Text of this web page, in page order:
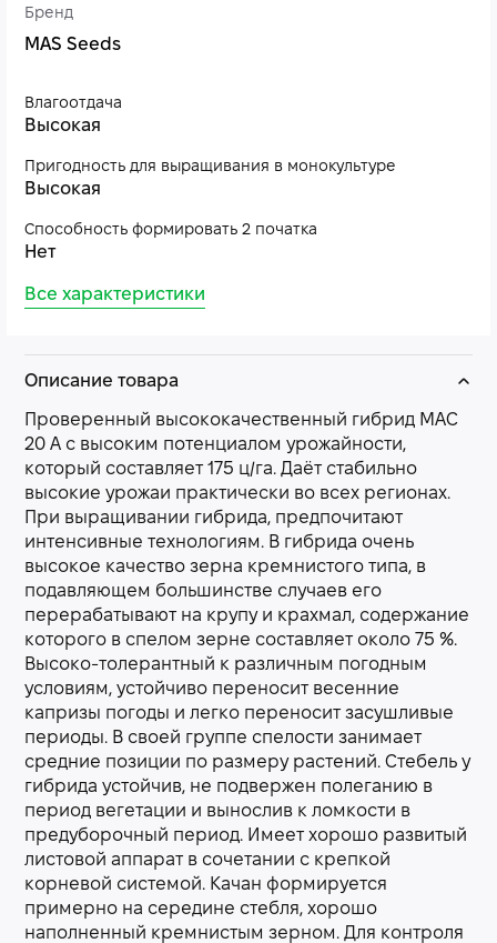
Бренд
MAS Seeds
Влагоотдача
Высокая
Пригодность для выращивания в монокультуре
Высокая
Способность формировать 2 початка
Нет
Все характеристики
Описание товара
Проверенный высококачественный гибрид МАС
20 А с высоким потенциалом урожайности,
который составляет 175 ц/га. Даёт стабильно
высокие урожаи практически во всех регионах.
При выращивании гибрида, предпочитают
интенсивные технологиям. В гибрида очень
высокое качество зерна кремнистого типа, в
подавляющем большинстве случаев его
перерабатывают на крупу и крахмал, содержание
которого в спелом зерне составляет около 75 %.
Высоко-толерантный к различным погодным
условиям, устойчиво переносит весенние
капризы погоды и легко переносит засушливые
периоды. В своей группе спелости занимает
средние позиции по размеру растений. Стебель у
гибрида устойчив, не подвержен полеганию в
период вегетации и вынослив к ломкости в
предуборочный период. Имеет хорошо развитый
листовой аппарат в сочетании с крепкой
корневой системой. Качан формируется
примерно на середине стебля, хорошо
наполненный кремнистым зерном. Для контроля